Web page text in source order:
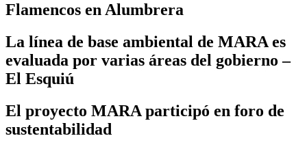
Flamencos en Alumbrera
La línea de base ambiental de MARA es
evaluada por varias áreas del gobierno –
El Esquiú
El proyecto MARA participó en foro de
sustentabilidad